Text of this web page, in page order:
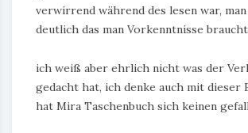
verwirrend während des lesen war,
deutlich das man Vorkenntnisse
ich weiß aber ehrlich nicht was der
gedacht hat, ich denke auch mit dieser
hat Mira Taschenbuch sich keinen